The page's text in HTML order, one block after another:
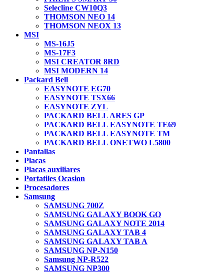
Selecline CW10Q3
THOMSON NEO 14
THOMSON NEOX 13
MSI
MS-16J5
MS-17F3
MSI CREATOR 8RD
MSI MODERN 14
Packard Bell
EASYNOTE EG70
EASYNOTE TSX66
EASYNOTE ZYL
PACKARD BELL ARES GP
PACKARD BELL EASYNOTE TE69
PACKARD BELL EASYNOTE TM
PACKARD BELL ONETWO L5800
Pantallas
Placas
Placas auxiliares
Portatiles Ocasion
Procesadores
Samsung
SAMSUNG 700Z
SAMSUNG GALAXY BOOK GO
SAMSUNG GALAXY NOTE 2014
SAMSUNG GALAXY TAB 4
SAMSUNG GALAXY TAB A
SAMSUNG NP-N150
Samsung NP-R522
SAMSUNG NP300